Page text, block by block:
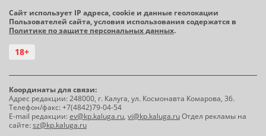
Сайт использует IP адреса, cookie и данные геолокации
Пользователей сайта, условия использования содержатся в
Политике по защите персональных данных.
18+
Координаты для связи:
Адрес редакции: 248000, г. Калуга, ул. Космонавта Комарова, 36.
Телефон/факс: +7(4842)79-04-54
E-mail редакции:ev@kp.kaluga.ru, vi@kp.kaluga.ruОтдел рекламы на
сайте:sz@kp.kaluga.ru